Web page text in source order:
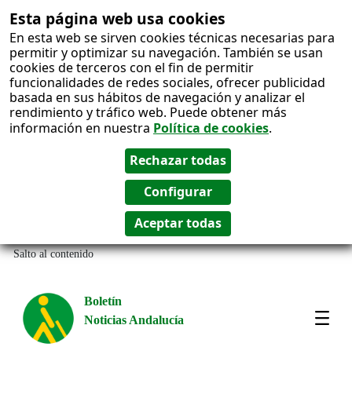
Esta página web usa cookies
En esta web se sirven cookies técnicas necesarias para
permitir y optimizar su navegación. También se usan
cookies de terceros con el fin de permitir
funcionalidades de redes sociales, ofrecer publicidad
basada en sus hábitos de navegación y analizar el
rendimiento y tráfico web. Puede obtener más
información en nuestra Política de cookies.
Salto al contenido
Boletín
Noticias Andalucía